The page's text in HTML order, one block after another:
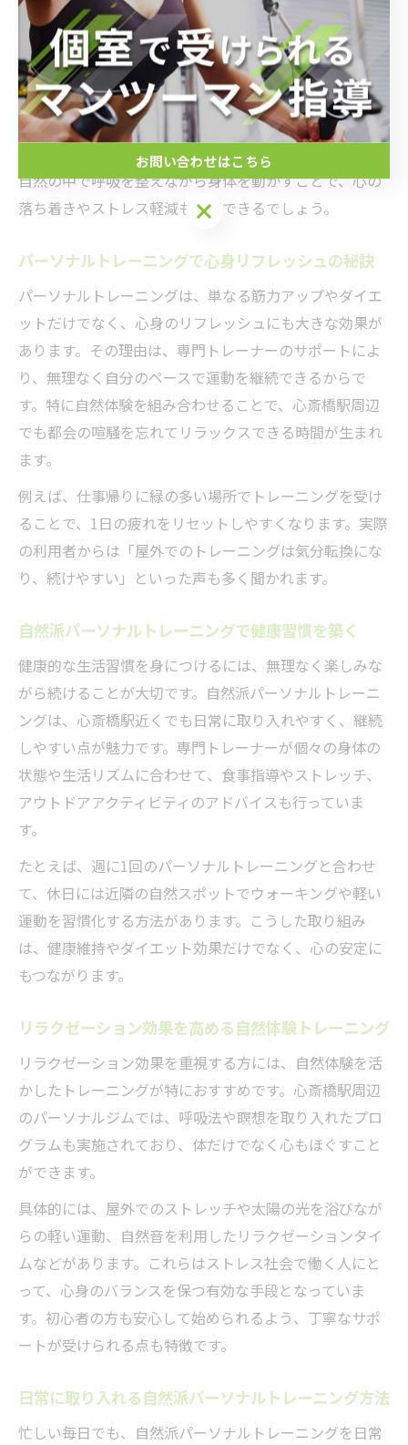
フレッシュ効果が期待できるためです。たとえば近隣の
公園や緑地を利用したウォーキングや、屋外ストレッチ
などが人気です。
実際に、パーソナルジム心斎橋では、専門資格を持つト
レーナーが一人ひとりの体調や目標に合わせて、自然環
境を活かしたトレーニングメニューを提案しています。
自然の中で呼吸を整えながら身体を動かすことで、心の
落ち着きやストレス軽減も実感できるでしょう。
パーソナルトレーニングで心身リフレッシュの秘訣
パーソナルトレーニングは、単なる筋力アップやダイエ
ットだけでなく、心身のリフレッシュにも大きな効果が
あります。その理由は、専門トレーナーのサポートによ
り、無理なく自分のペースで運動を継続できるからで
す。特に自然体験を組み合わせることで、心斎橋駅周辺
でも都会の喧騒を忘れてリラックスできる時間が生まれ
ます。
例えば、仕事帰りに緑の多い場所でトレーニングを受け
ることで、1日の疲れをリセットしやすくなります。実際
の利用者からは「屋外でのトレーニングは気分転換にな
り、続けやすい」といった声も多く聞かれます。
自然派パーソナルトレーニングで健康習慣を築く
健康的な生活習慣を身につけるには、無理なく楽しみな
がら続けることが大切です。自然派パーソナルトレーニ
ングは、心斎橋駅近くでも日常に取り入れやすく、継続
しやすい点が魅力です。専門トレーナーが個々の身体の
状態や生活リズムに合わせて、食事指導やストレッチ、
アウトドアアクティビティのアドバイスも行っていま
す。
たとえば、週に1回のパーソナルトレーニングと合わせ
て、休日には近隣の自然スポットでウォーキングや軽い
運動を習慣化する方法があります。こうした取り組み
は、健康維持やダイエット効果だけでなく、心の安定に
もつながります。
リラクゼーション効果を高める自然体験トレーニング
リラクゼーション効果を重視する方には、自然体験を活
かしたトレーニングが特におすすめです。心斎橋駅周辺
のパーソナルジムでは、呼吸法や瞑想を取り入れたプロ
グラムも実施されており、体だけでなく心もほぐすこと
ができます。
具体的には、屋外でのストレッチや太陽の光を浴びなが
らの軽い運動、自然音を利用したリラクゼーションタイ
ムなどがあります。これらはストレス社会で働く人にと
って、心身のバランスを保つ有効な手段となっていま
す。初心者の方も安心して始められるよう、丁寧なサポ
ートが受けられる点も特徴です。
日常に取り入れる自然派パーソナルトレーニング方法
忙しい毎日でも、自然派パーソナルトレーニングを日常
お問い合わせはこちら